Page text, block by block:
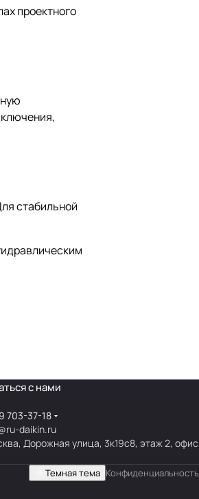
проектного
стабильной
с нами
703-37-18
daikin.ru
Дорожная улица, 3к19с8, этаж 2, офис
Темная тема Конфиденциальность